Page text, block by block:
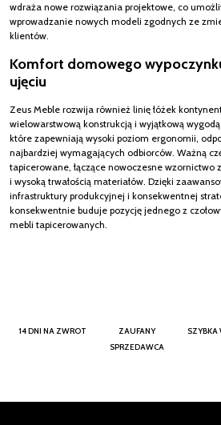
wdraża nowe rozwiązania projektowe, co
wprowadzanie nowych modeli zgodnych ze
klientów.
Komfort domowego
ujęciu
Zeus Meble rozwija również linię łóżek
wielowarstwową konstrukcją i wyjątkową
które zapewniają wysoki poziom ergonomii,
najbardziej wymagających odbiorców. Ważną
tapicerowane, łączące nowoczesne wzornictwo
i wysoką trwałością materiałów. Dzięki
infrastruktury produkcyjnej i konsekwentnej
konsekwentnie buduje pozycję jednego z
mebli tapicerowanych.
14 DNI NA ZWROT
ZAUFANY
SPRZEDAWCA
SZYBKA